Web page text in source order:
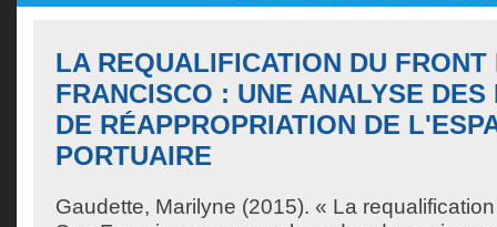
LA REQUALIFICATION DU
FRANCISCO : UNE ANALYSE DES
DE RÉAPPROPRIATION DE
PORTUAIRE
Gaudette, Marilyne (2015). « La